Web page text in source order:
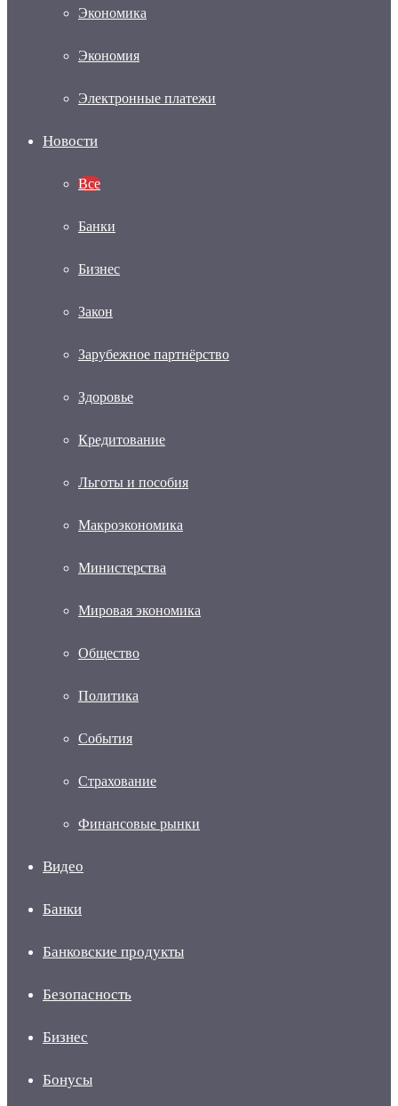
Экономика
Экономия
Электронные платежи
Новости
Все
Банки
Бизнес
Закон
Зарубежное партнёрство
Здоровье
Кредитование
Льготы и пособия
Макроэкономика
Министерства
Мировая экономика
Общество
Политика
События
Страхование
Финансовые рынки
Видео
Банки
Банковские продукты
Безопасность
Бизнес
Бонусы